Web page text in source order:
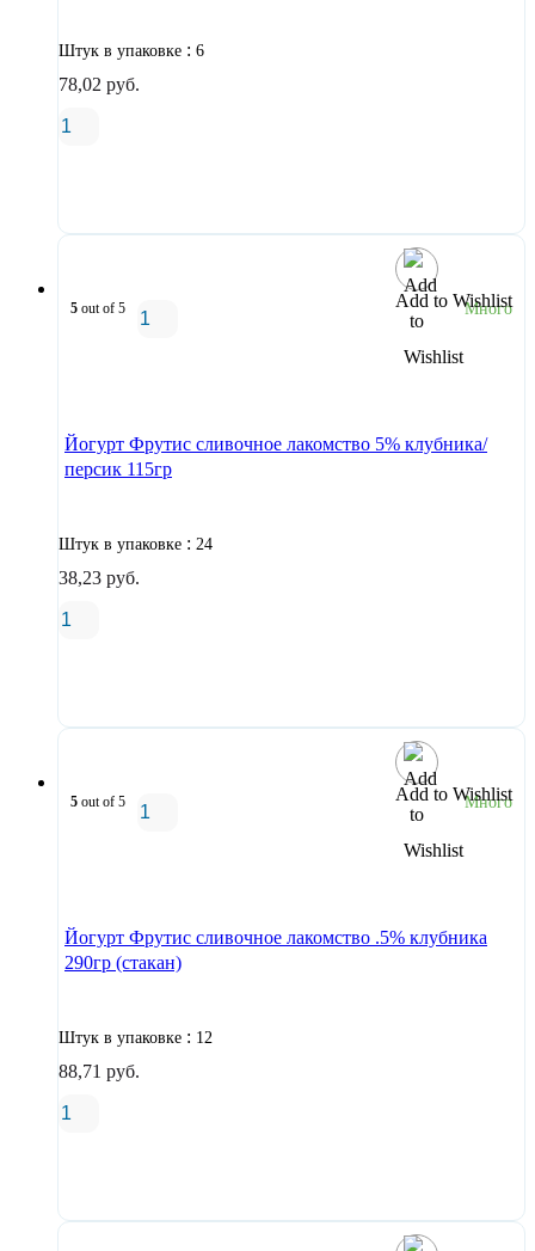
Штук в упаковке : 6
78,02 руб.
Add to Wishlist
5 out of 5 Много
Йогурт Фрутис сливочное лакомство 5% клубника/
персик 115гр
Штук в упаковке : 24
38,23 руб.
Add to Wishlist
5 out of 5 Много
Йогурт Фрутис сливочное лакомство .5% клубника
290гр (стакан)
Штук в упаковке : 12
88,71 руб.